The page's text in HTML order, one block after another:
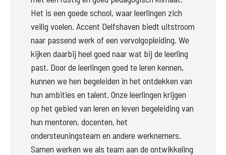
Het is een goede school, waar leerlingen zich
veilig voelen. Accent Delfshaven biedt uitstroom
naar passend werk of een vervolgopleiding. We
kijken daarbij heel goed naar wat bij de leerling
past. Door de leerlingen goed te leren kennen,
kunnen we hen begeleiden in het ontdekken van
hun ambities en talent. Onze leerlingen krijgen
op het gebied van leren en leven begeleiding van
hun mentoren, docenten, het
ondersteuningsteam en andere werknemers.
Samen werken we als team aan de ontwikkeling